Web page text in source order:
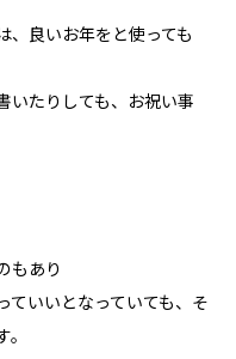
、良いお年をと使っても
いたりしても、お祝い事
もあり
ていいとなっていても、そ